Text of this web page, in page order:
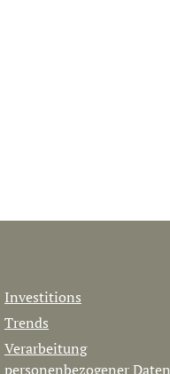
Investitions
Trends
Verarbeitung
personenbezogener Daten